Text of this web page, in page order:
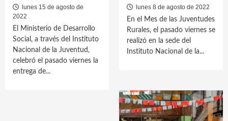
lunes 15 de agosto de
2022
El Ministerio de Desarrollo
Social, a través del Instituto
Nacional de la Juventud,
celebró el pasado viernes la
entrega de...
lunes 8 de agosto de 2022
En el Mes de las Juventudes
Rurales, el pasado viernes se
realizó en la sede del
Instituto Nacional de la...